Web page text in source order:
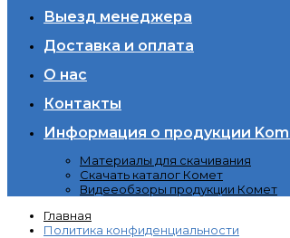
Выезд менеджера
Доставка и оплата
О нас
Контакты
Информация о продукции
Материалы для скачивания
Скачать каталог Комет
Видееобзоры продукции Комет
Главная
Политика конфиденциальности